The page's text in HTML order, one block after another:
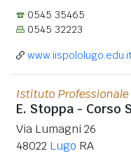
0545 35465
0545 32223
Istituto Professionale
E. Stoppa - Corso
Via Lumagni 26
48022 Lugo RA